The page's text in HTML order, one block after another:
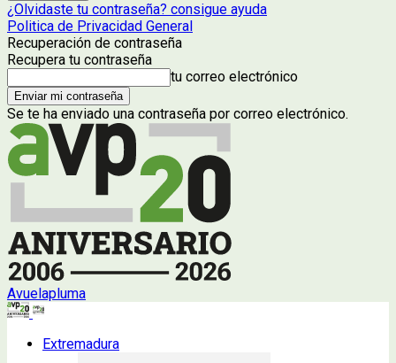
¿Olvidaste tu contraseña? consigue ayuda
Politica de Privacidad General
Recuperación de contraseña
Recupera tu contraseña
tu correo electrónico
Se te ha enviado una contraseña por correo electrónico.
Avuelapluma
Extremadura